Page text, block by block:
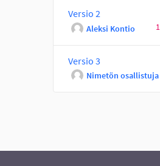
Versio 2
Aleksi Kontio
Versio 3
Nimetön osallistuja